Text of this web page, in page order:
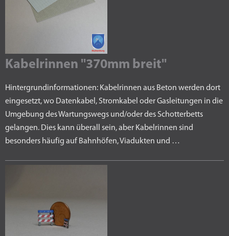
Kabelrinnen "370mm breit"
Hintergrundinformationen: Kabelrinnen aus Beton werden dort
eingesetzt, wo Datenkabel, Stromkabel oder Gasleitungen in die
Umgebung des Wartungswegs und/oder des Schotterbetts
gelangen. Dies kann überall sein, aber Kabelrinnen sind
besonders häufig auf Bahnhöfen, Viadukten und …